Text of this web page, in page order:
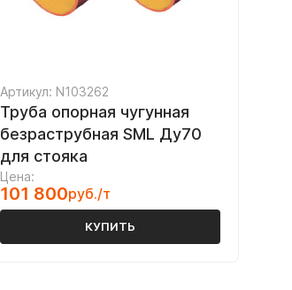
Артикул: N103262
Труба опорная чугунная
безраструбная SML Ду70
для стояка
Цена:
101 800руб./т
КУПИТЬ